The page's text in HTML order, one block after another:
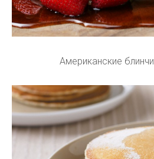
Американские